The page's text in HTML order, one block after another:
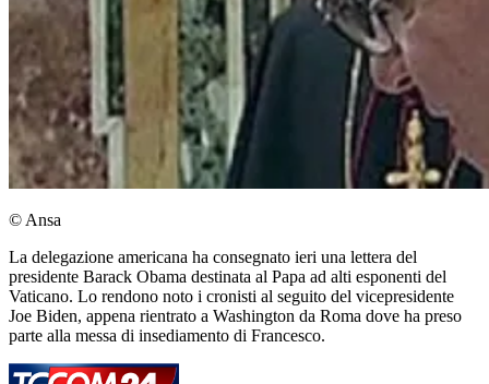
© Ansa
La delegazione americana ha consegnato ieri una lettera del
presidente Barack Obama destinata al Papa ad alti esponenti del
Vaticano. Lo rendono noto i cronisti al seguito del vicepresidente
Joe Biden, appena rientrato a Washington da Roma dove ha preso
parte alla messa di insediamento di Francesco.